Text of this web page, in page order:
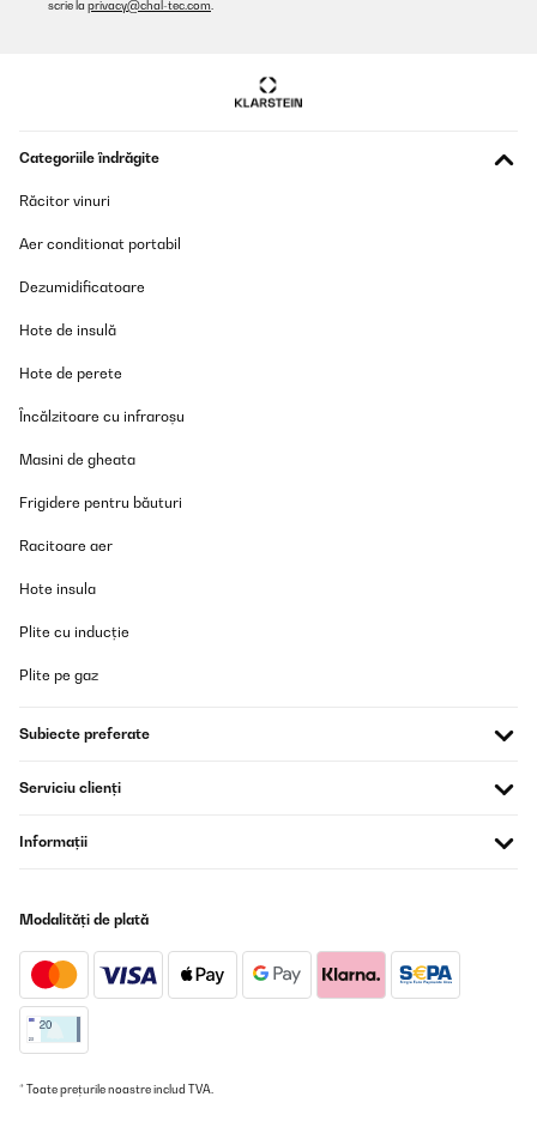
Ersatzgerät schnell geliefert. Das nenne ich mehr als perfekten
VERIFICATĂ REVIZUITĂ
La documentation n'est pas très claire concernant le
raccordement. Mais c'est simple pour l'installation. Compter 2
de cet achat qui évitera beaucoup de bouteille dans le bac
Traducere
Der Wasserfilter funktioniert einwandfrei und die Qualität des
das Gerät war gut verpackt. Der Verkäufer war sehr hilfsbereit
Schall- und Vibrationsisolierung darunter anbringen. Ansonsten
Wasser schätzt.
Amazon-Benutzer
05/05/2024
Negativ ist die Bedienungsanleitung , die Bedeutungen musste ich
manual, que es super básico y muy, muy incompleto en todo.
scrie la privacy@chal-tec.com
Categoriile îndrăgite
Răcitor vinuri
Aer conditionat portabil
Dezumidificatoare
Hote de insulă
Hote de perete
Încălzitoare cu infraroșu
Masini de gheata
Frigidere pentru băuturi
Racitoare aer
Hote insula
Plite cu inducție
Plite pe gaz
Subiecte preferate
Serviciu clienți
Informații
Modalități de plată
* Toate prețurile noastre includ TVA.